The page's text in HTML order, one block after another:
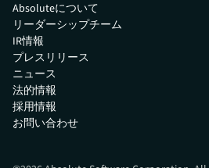
Absoluteについて
リーダーシップチーム
IR情報
プレスリリース
ニュース
法的情報
採用情報
お問い合わせ